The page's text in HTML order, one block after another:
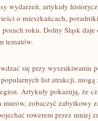
wydarzeń, artykuły
o mieszkańcach,
roku. Dolny Śląsk
tematów.
się przy wyszukiwaniu
list atrakcji, mogą
Artykuły pokazują, że
zobaczyć zabytkowy
rowerem przez mniej